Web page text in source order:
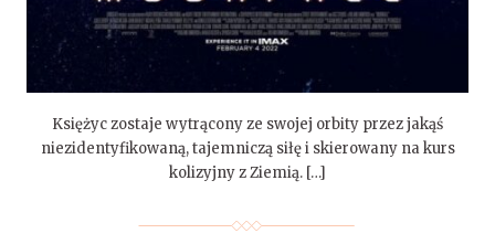
Księżyc zostaje wytrącony ze swojej orbity przez jakąś
niezidentyfikowaną, tajemniczą siłę i skierowany na kurs
kolizyjny z Ziemią. […]